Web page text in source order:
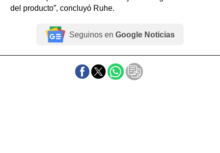
del producto”, concluyó Ruhe.
Seguinos en Google Noticias